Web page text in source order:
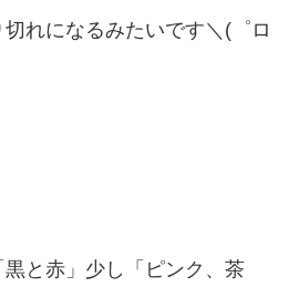
れになるみたいです＼(゜ロ
と赤」少し「ピンク、茶